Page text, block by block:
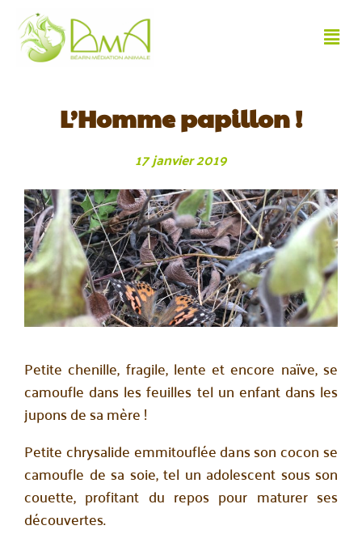
L’Homme papillon !
17 janvier 2019
Petite chenille, fragile, lente et encore naïve, se
camoufle dans les feuilles tel un enfant dans les
jupons de sa mère !
Petite chrysalide emmitouflée dans son cocon se
camoufle de sa soie, tel un adolescent sous son
couette, profitant du repos pour maturer ses
découvertes.